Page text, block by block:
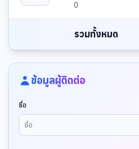
0
รวมทั้งหมด
ข้อมูลผู้ติดต่อ
ชื่อ